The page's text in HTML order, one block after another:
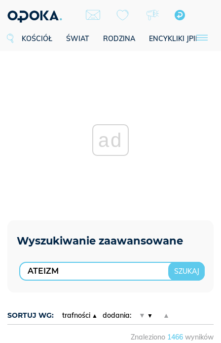
KOŚCIÓŁ ŚWIAT RODZINA ENCYKLIKI JPII
ad
SORTUJ WG: trafności dodania: ▼ ▲
Znaleziono 1466 wyników